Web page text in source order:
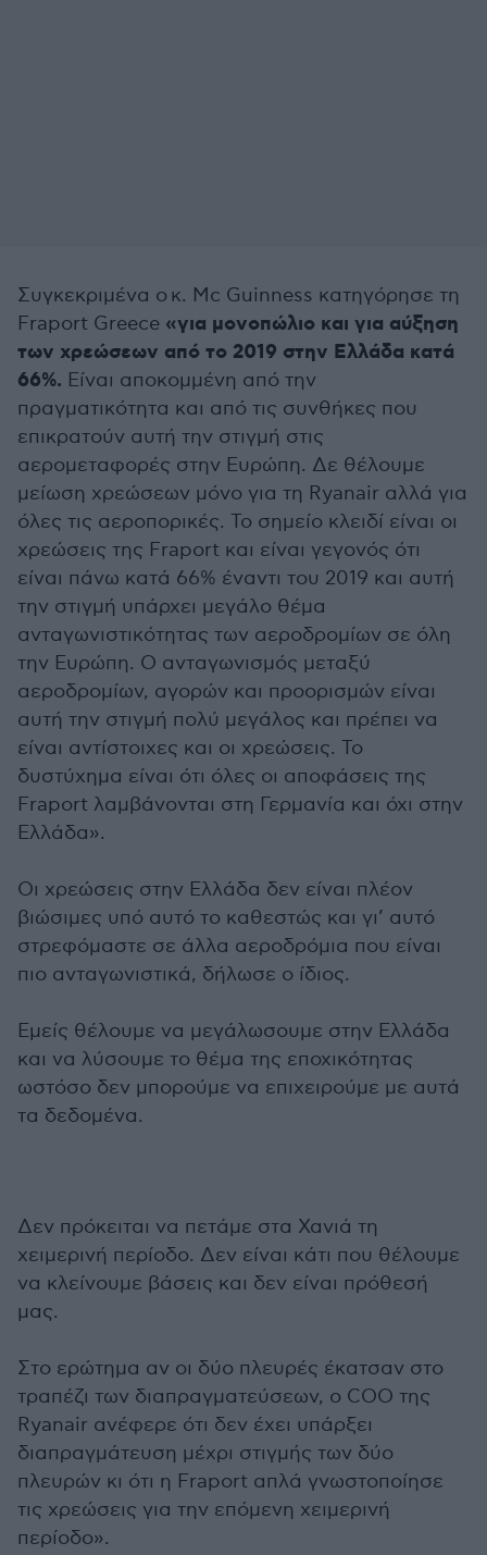
Συγκεκριμένα ο κ. Mc Guinness κατηγόρησε τη
Fraport Greece «για μονοπώλιο και για αύξηση
των χρεώσεων από το 2019 στην Ελλάδα κατά
66%. Είναι αποκομμένη από την
πραγματικότητα και από τις συνθήκες που
επικρατούν αυτή την στιγμή στις
αερομεταφορές στην Ευρώπη. Δε θέλουμε
μείωση χρεώσεων μόνο για τη Ryanair αλλά για
όλες τις αεροπορικές. Το σημείο κλειδί είναι οι
χρεώσεις της Fraport και είναι γεγονός ότι
είναι πάνω κατά 66% έναντι του 2019 και αυτή
την στιγμή υπάρχει μεγάλο θέμα
ανταγωνιστικότητας των αεροδρομίων σε όλη
την Ευρώπη. Ο ανταγωνισμός μεταξύ
αεροδρομίων, αγορών και προορισμών είναι
αυτή την στιγμή πολύ μεγάλος και πρέπει να
είναι αντίστοιχες και οι χρεώσεις. Το
δυστύχημα είναι ότι όλες οι αποφάσεις της
Fraport λαμβάνονται στη Γερμανία και όχι στην
Ελλάδα».
Οι χρεώσεις στην Ελλάδα δεν είναι πλέον
βιώσιμες υπό αυτό το καθεστώς και γι’ αυτό
στρεφόμαστε σε άλλα αεροδρόμια που είναι
πιο ανταγωνιστικά, δήλωσε ο ίδιος.
Εμείς θέλουμε να μεγάλωσουμε στην Ελλάδα
και να λύσουμε το θέμα της εποχικότητας
ωστόσο δεν μπορούμε να επιχειρούμε με αυτά
τα δεδομένα.
Δεν πρόκειται να πετάμε στα Χανιά τη
χειμερινή περίοδο. Δεν είναι κάτι που θέλουμε
να κλείνουμε βάσεις και δεν είναι πρόθεσή
μας.
Στο ερώτημα αν οι δύο πλευρές έκατσαν στο
τραπέζι των διαπραγματεύσεων, ο COO της
Ryanair ανέφερε ότι δεν έχει υπάρξει
διαπραγμάτευση μέχρι στιγμής των δύο
πλευρών κι ότι η Fraport απλά γνωστοποίησε
τις χρεώσεις για την επόμενη χειμερινή
περίοδο».